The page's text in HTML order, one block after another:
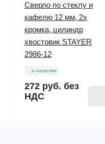
Сверло по стеклу и
кафелю 12 мм, 2х
кромка, цилиндр
хвостовик STAYER
2986-12
в наличии
272 руб. без
НДС